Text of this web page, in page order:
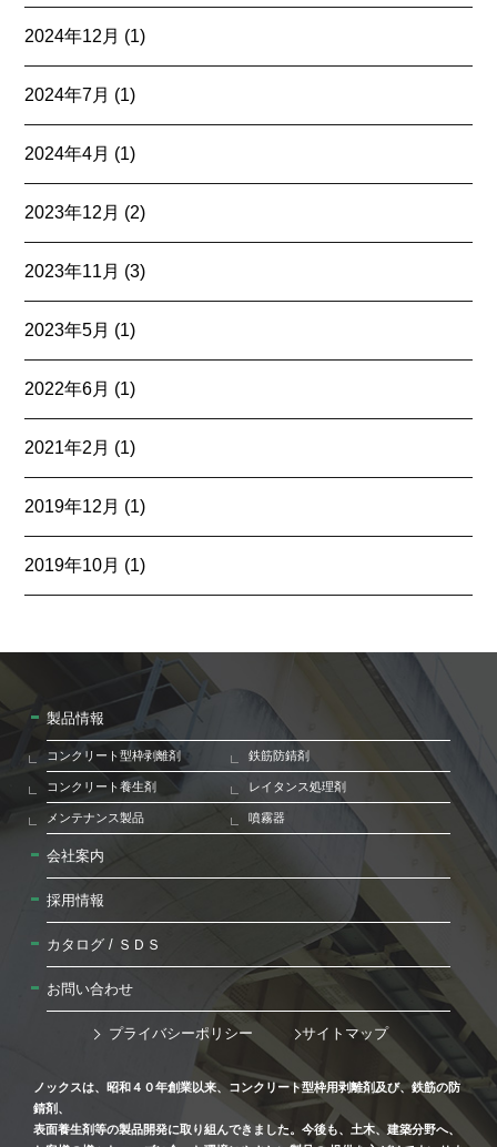
2024年12月 (1)
2024年7月 (1)
2024年4月 (1)
2023年12月 (2)
2023年11月 (3)
2023年5月 (1)
2022年6月 (1)
2021年2月 (1)
2019年12月 (1)
2019年10月 (1)
製品情報
コンクリート型枠剥離剤 鉄筋防錆剤
コンクリート養生剤 レイタンス処理剤
メンテナンス製品 噴霧器
会社案内
採用情報
カタログ / ＳＤＳ
お問い合わせ
プライバシーポリシー サイトマップ
ノックスは、昭和４０年創業以来、コンクリート型枠用剥離剤及び、鉄筋の防
錆剤、
表面養生剤等の製品開発に取り組んできました。今後も、土木、建築分野へ、